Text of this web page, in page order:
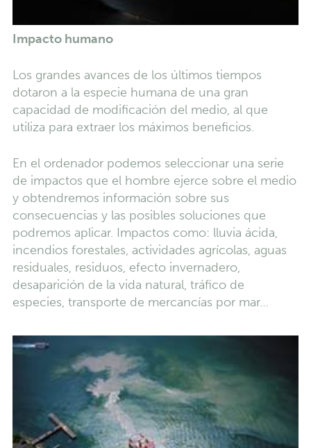
Impacto humano
Los grandes avances de los últimos tiempos
dotaron a la especie humana de una gran
capacidad de modificación del medio, al que
utiliza para extraer los máximos beneficios.
En el ordenador podemos seleccionar una serie
de impactos que el hombre ejerce sobre el medio
y obtendremos información sobre sus
consecuencias y las posibles soluciones que
podremos aplicar. Impactos como: lluvia ácida,
incendios forestales, actividades agrícolas, aguas
residuales, residuos, efecto invernadero,
desaparición de la vida natural, tráfico de
especies, transporte de mercancías por mar…